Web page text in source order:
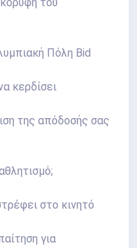
Πόλη Bid
κερδίσει
της απόδοσής σας
στο κινητό
για